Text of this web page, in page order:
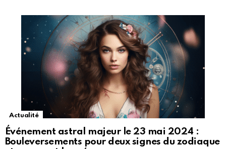
Actualité
Événement astral majeur le 23 mai 2024 :
Bouleversements pour deux signes du zodiaque